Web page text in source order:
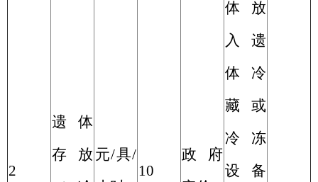
2
遗体
存放 元/具/
10
政府
体放
入遗
体冷
藏或
冷冻
设备